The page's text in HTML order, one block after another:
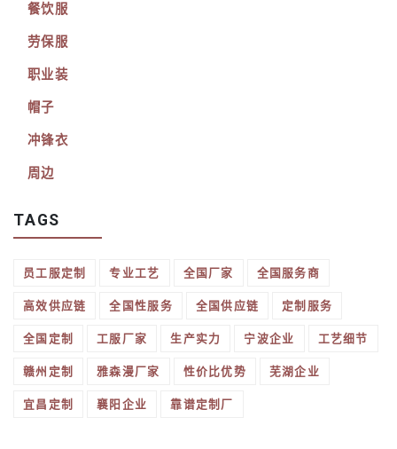
餐饮服
劳保服
职业装
帽子
冲锋衣
周边
TAGS
员工服定制 专业工艺 全国厂家 全国服务商
高效供应链 全国性服务 全国供应链 定制服务
全国定制 工服厂家 生产实力 宁波企业 工艺细节
赣州定制 雅森漫厂家 性价比优势 芜湖企业
宜昌定制 襄阳企业 靠谱定制厂